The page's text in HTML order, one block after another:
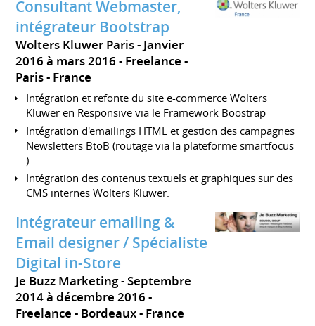
Consultant Webmaster,
intégrateur Bootstrap
Wolters Kluwer Paris
Janvier
2016 à mars 2016 Freelance
Paris
France
Intégration et refonte du site e-commerce Wolters
Kluwer en Responsive via le Framework Boostrap
Intégration d'emailings HTML et gestion des campagnes
Newsletters BtoB (routage via la plateforme smartfocus
)
Intégration des contenus textuels et graphiques sur des
CMS internes Wolters Kluwer.
Intégrateur emailing &
Email designer / Spécialiste
Digital in-Store
Je Buzz Marketing Septembre
2014 à décembre 2016
Freelance
Bordeaux France